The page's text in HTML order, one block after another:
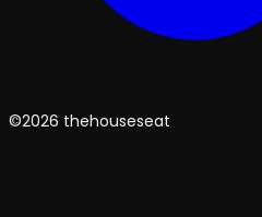
©2026 thehouseseat